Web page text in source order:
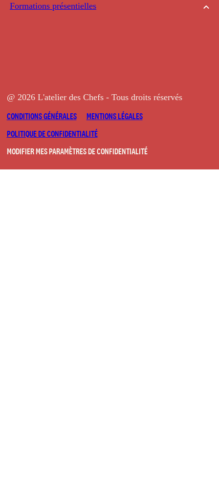
Formations présentielles
@ 2026 L'atelier des Chefs - Tous droits réservés
CONDITIONS GÉNÉRALES
MENTIONS LÉGALES
POLITIQUE DE CONFIDENTIALITÉ
MODIFIER MES PARAMÈTRES DE CONFIDENTIALITÉ